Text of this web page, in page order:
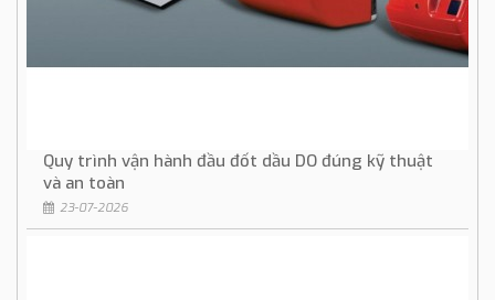
Quy trình vận hành đầu đốt dầu DO đúng kỹ thuật
và an toàn
23-07-2026